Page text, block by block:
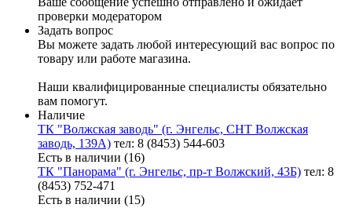
проверки модератором
Задать вопрос
Вы можете задать любой интересующий вас вопрос по
товару или работе магазина.
Наши квалифицированные специалисты обязательно
вам помогут.
Наличие
ТК "Волжская заводь" (г. Энгельс, СНТ Волжская
заводь, 139А) тел: 8 (8453) 544-603
Есть в наличии (16)
ТК "Панорама" (г. Энгельс, пр-т Волжский, 43Б) тел: 8
(8453) 752-471
Есть в наличии (15)